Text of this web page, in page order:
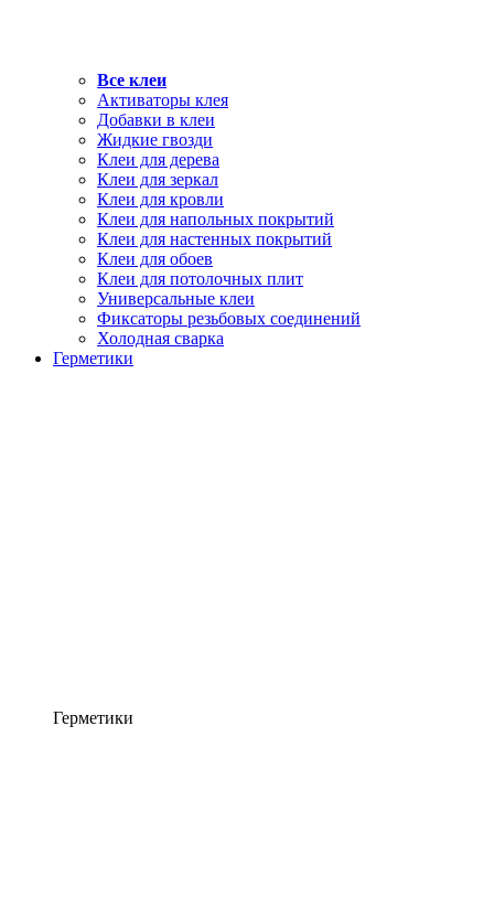
Все клеи
Активаторы клея
Добавки в клеи
Жидкие гвозди
Клеи для дерева
Клеи для зеркал
Клеи для кровли
Клеи для напольных покрытий
Клеи для настенных покрытий
Клеи для обоев
Клеи для потолочных плит
Универсальные клеи
Фиксаторы резьбовых соединений
Холодная сварка
Герметики
Герметики